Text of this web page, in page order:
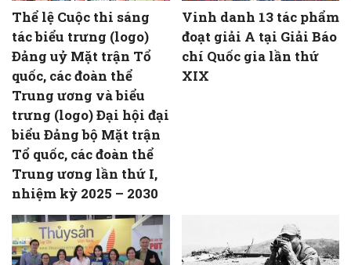
Thể lệ Cuộc thi sáng
tác biểu trưng (logo)
Đảng uỷ Mặt trận Tổ
quốc, các đoàn thể
Trung ương và biểu
trưng (logo) Đại hội đại
biểu Đảng bộ Mặt trận
Tổ quốc, các đoàn thể
Trung ương lần thứ I,
nhiệm kỳ 2025 – 2030
Vinh danh 13 tác phẩm
đoạt giải A tại Giải Báo
chí Quốc gia lần thứ
XIX